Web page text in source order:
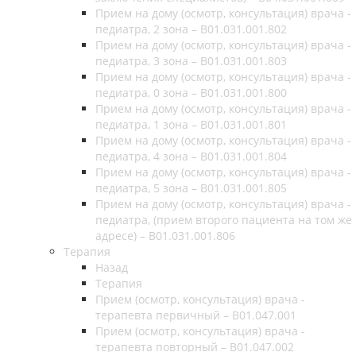
Прием на дому (осмотр, консультация) врача -
педиатра, 2 зона – B01.031.001.802
Прием на дому (осмотр, консультация) врача -
педиатра, 3 зона – B01.031.001.803
Прием на дому (осмотр, консультация) врача -
педиатра, 0 зона – B01.031.001.800
Прием на дому (осмотр, консультация) врача -
педиатра, 1 зона – B01.031.001.801
Прием на дому (осмотр, консультация) врача -
педиатра, 4 зона – B01.031.001.804
Прием на дому (осмотр, консультация) врача -
педиатра, 5 зона – B01.031.001.805
Прием на дому (осмотр, консультация) врача -
педиатра, (прием второго пациента на том же
адресе) – B01.031.001.806
Терапия
Назад
Терапия
Прием (осмотр, консультация) врача -
терапевта первичный – B01.047.001
Прием (осмотр, консультация) врача -
терапевта повторный – В01.047.002